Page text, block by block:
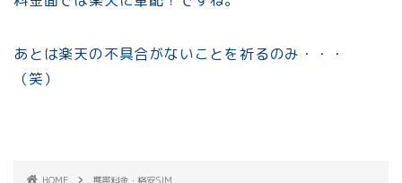
あとは楽天の不具合がないことを祈るのみ・・・
（笑）
HOME
携帯料金・格安SIM